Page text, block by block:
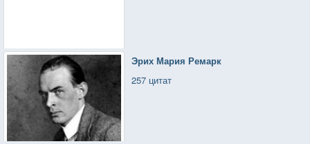
Эрих Мария Ремарк
257 цитат